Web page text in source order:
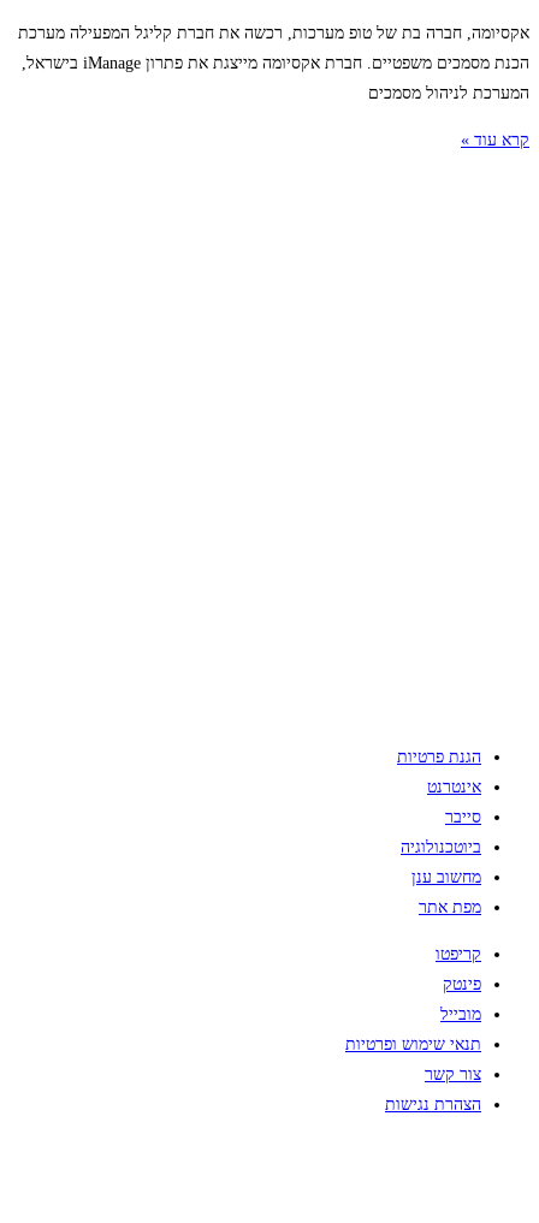
אקסיומה, חברה בת של טופ מערכות, רכשה את חברת קליגל המפעילה מערכת
הכנת מסמכים משפטיים. חברת אקסיומה מייצגת את פתרון iManage בישראל,
המערכת לניהול מסמכים
קרא עוד »
הגנת פרטיות
אינטרנט
סייבר
ביוטכנולוגיה
מחשוב ענן
מפת אתר
קריפטו
פינטק
מובייל
תנאי שימוש ופרטיות
צור קשר
הצהרת נגישות